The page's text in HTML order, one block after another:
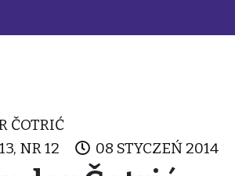
ČOTRIĆ
NR 12
08 STYCZEŃ 2014